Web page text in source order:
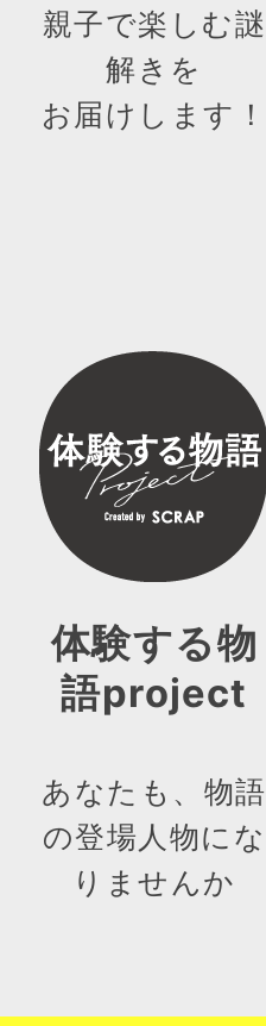
親子で楽しむ謎
解きを
お届けします！
体験する物
語project
あなたも、物語
の登場人物にな
りませんか